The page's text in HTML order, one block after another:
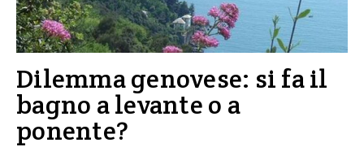
Dilemma genovese: si fa il
bagno a levante o a
ponente?